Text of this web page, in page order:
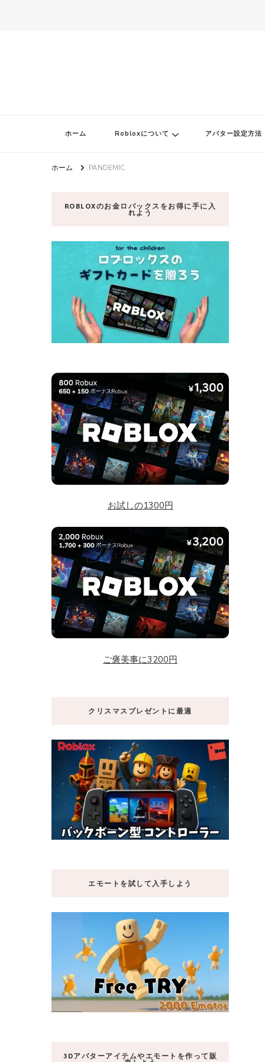
ホーム Robloxについて アバター設定方法
ホーム PANDEMIC.
ROBLOXのお金ロバックスをお得に手に入
れよう
お試しの1300円
ご褒美事に3200円
クリスマスプレゼントに最適
エモートを試して入手しよう
3Dアバターアイテムやエモートを作って販